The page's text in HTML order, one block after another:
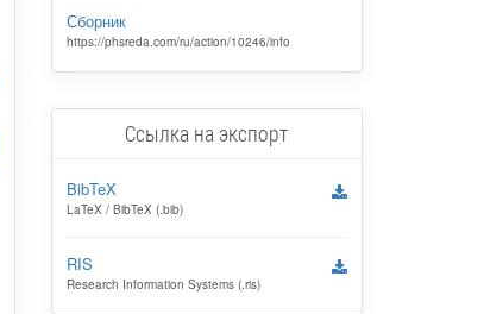
Сборник
https://phsreda.com/ru/action/10246/info
Ссылка на экспорт
BibTeX
LaTeX / BibTeX (.bib)
RIS
Research Information Systems (.ris)